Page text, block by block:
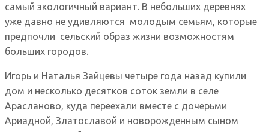
самый экологичный вариант. В небольших деревнях
уже давно не удивляются молодым семьям, которые
предпочли сельский образ жизни возможностям
больших городов.
Игорь и Наталья Зайцевы четыре года назад купили
дом и несколько десятков соток земли в селе
Арасланово, куда переехали вместе с дочерьми
Ариадной, Златославой и новорожденным сыном